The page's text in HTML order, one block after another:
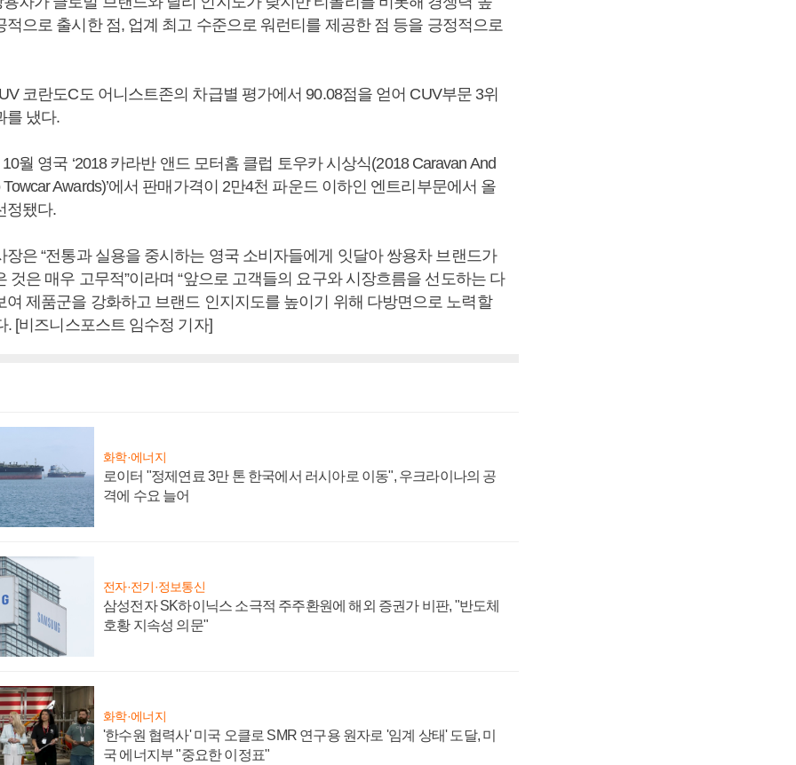
적으로 출시한 점, 업계 최고 수준으로 워런티를 제공한 점 등을 긍정적으로
코란도C도 어니스트존의 차급별 평가에서 90.08점을 얻어 CUV부문 3위
를 냈다.
월 영국 ‘2018 카라반 앤드 모터홈 클럽 토우카 시상식(2018 Caravan And
Awards)’에서 판매가격이 2만4천 파운드 이하인 엔트리부문에서 올
정됐다.
은 “전통과 실용을 중시하는 영국 소비자들에게 잇달아 쌍용차 브랜드가
것은 매우 고무적”이라며 “앞으로 고객들의 요구와 시장흐름을 선도하는 다
여 제품군을 강화하고 브랜드 인지지도를 높이기 위해 다방면으로 노력할
. [비즈니스포스트 임수정 기자]
화학·에너지
로이터 "정제연료 3만 톤 한국에서 러시아로 이동", 우크라이나의 공
격에 수요 늘어
전자·전기·정보통신
삼성전자 SK하이닉스 소극적 주주환원에 해외 증권가 비판, "반도체
호황 지속성 의문"
화학·에너지
'한수원 협력사' 미국 오클로 SMR 연구용 원자로 '임계 상태' 도달, 미
국 에너지부 "중요한 이정표"